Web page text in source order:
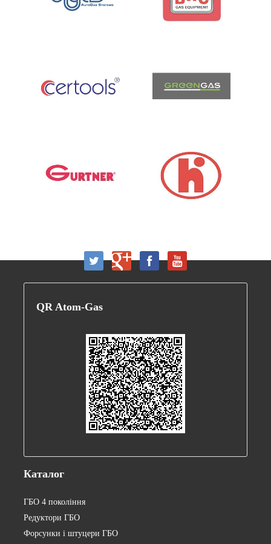
QR Atom-Gas
Каталог
ГБО 4 покоління
Редуктори ГБО
Форсунки і штуцери ГБО